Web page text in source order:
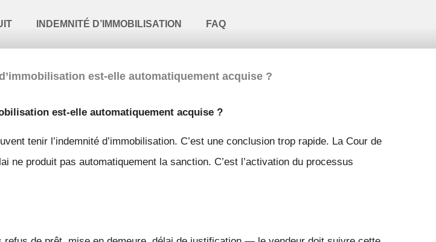
INDEMNITÉ D’IMMOBILISATION FAQ
est-elle automatiquement acquise ?
est-elle automatiquement acquise ?
tenir l’indemnité d’immobilisation. C’est une conclusion trop rapide. La Cour de
ne produit pas automatiquement la sanction. C’est l’activation du processus